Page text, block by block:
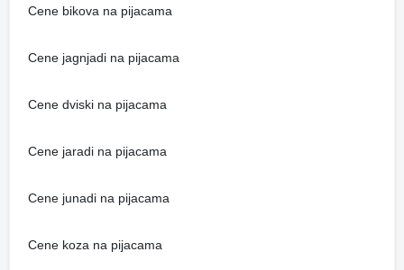
Cene bikova na pijacama
Cene jagnjadi na pijacama
Cene dviski na pijacama
Cene jaradi na pijacama
Cene junadi na pijacama
Cene koza na pijacama